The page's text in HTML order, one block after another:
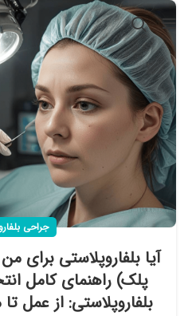
جراحی
آیا بلفاروپلاستی
پلک) راهنمای کامل
بلفاروپلاستی: از عمل